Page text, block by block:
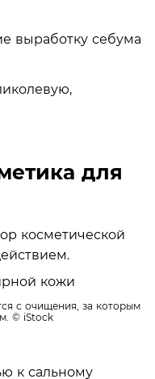
выработку себума
для
косметической
с очищения, за которым
© iStock
к сальному